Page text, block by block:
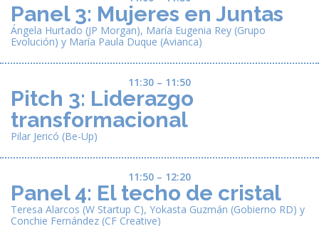
Panel 3: Mujeres en Juntas
Ángela Hurtado (JP Morgan), María Eugenia Rey (Grupo
Evolución) y María Paula Duque (Avianca)
11:30 – 11:50
Pitch 3: Liderazgo
transformacional
Pilar Jericó (Be-Up)
11:50 – 12:20
Panel 4: El techo de cristal
Teresa Alarcos (W Startup C), Yokasta Guzmán (Gobierno RD) y
Conchie Fernández (CF Creative)